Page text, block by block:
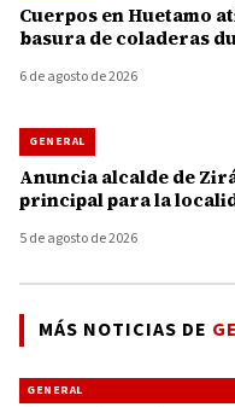
Cuerpos en Huetamo
basura de coladeras
6 de agosto de 2026
GENERAL
Anuncia alcalde de
principal para la
5 de agosto de 2026
MÁS NOTICIAS DE
GENERAL